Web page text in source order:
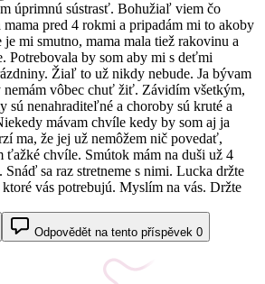
úprimnú sústrasť. Bohužiaľ viem čo
pred 4 rokmi a pripadám mi to akoby
je mi smutno, mama mala tiež rakovinu a
Potrebovala by som aby mi s deťmi
Žiaľ to už nikdy nebude. Ja bývam
nemám vôbec chuť žiť. Závidím všetkým,
sú nenahraditeľné a choroby sú kruté a
mávam chvíle kedy by som aj ja
ma, že jej už nemôžem nič povedať,
chvíle. Smútok mám na duši už 4
Snáď sa raz stretneme s nimi. Lucka držte
ktoré vás potrebujú. Myslím na vás. Držte
Odpovědět na tento příspěvek 0